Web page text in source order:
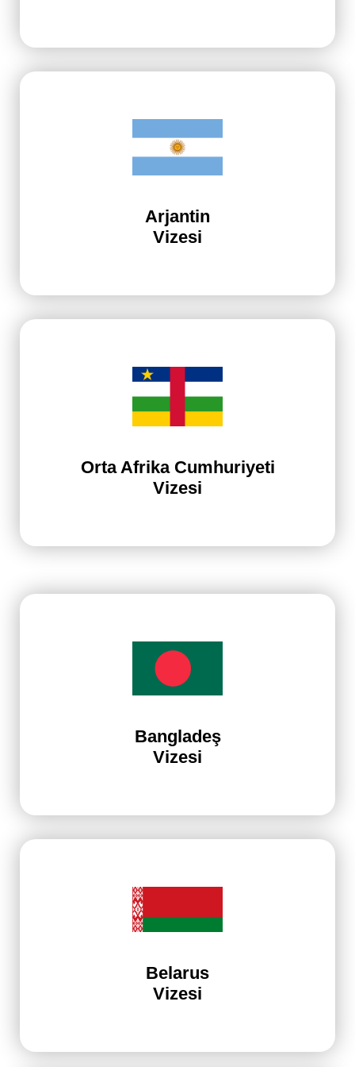
Arjantin
Vizesi
Orta Afrika Cumhuriyeti
Vizesi
Bangladeş
Vizesi
Belarus
Vizesi